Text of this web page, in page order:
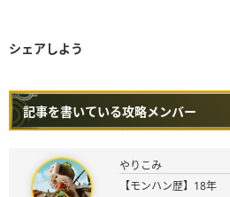
シェアしよう
記事を書いている攻略メンバー
やりこみ
【モンハン歴】18年